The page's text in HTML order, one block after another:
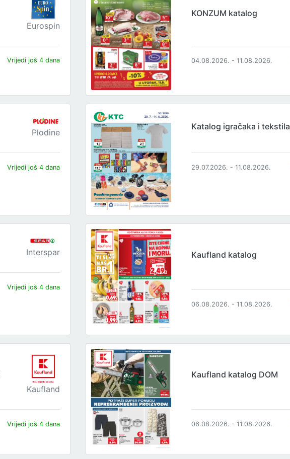
Eurospin
Vrijedi još 4 dana
KONZUM katalog
04.08.2026. - 11.08.2026.
Plodine
Vrijedi još 4 dana
Katalog igračaka i tekstila
29.07.2026. - 11.08.2026.
Interspar
Vrijedi još 4 dana
Kaufland katalog
06.08.2026. - 11.08.2026.
Kaufland
Vrijedi još 4 dana
Kaufland katalog DOM
06.08.2026. - 11.08.2026.